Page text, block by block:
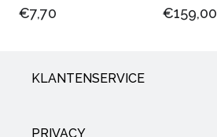
€7,70 €159,00
KLANTENSERVICE
PRIVACY